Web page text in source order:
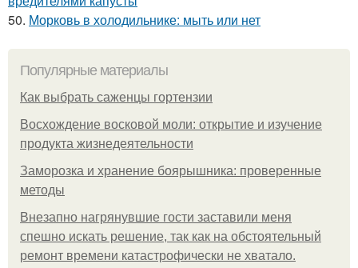
50. Морковь в холодильнике: мыть или нет
Популярные материалы
Как выбрать саженцы гортензии
Восхождение восковой моли: открытие и изучение
продукта жизнедеятельности
Заморозка и хранение боярышника: проверенные
методы
Внезапно нагрянувшие гости заставили меня
спешно искать решение, так как на обстоятельный
ремонт времени катастрофически не хватало.